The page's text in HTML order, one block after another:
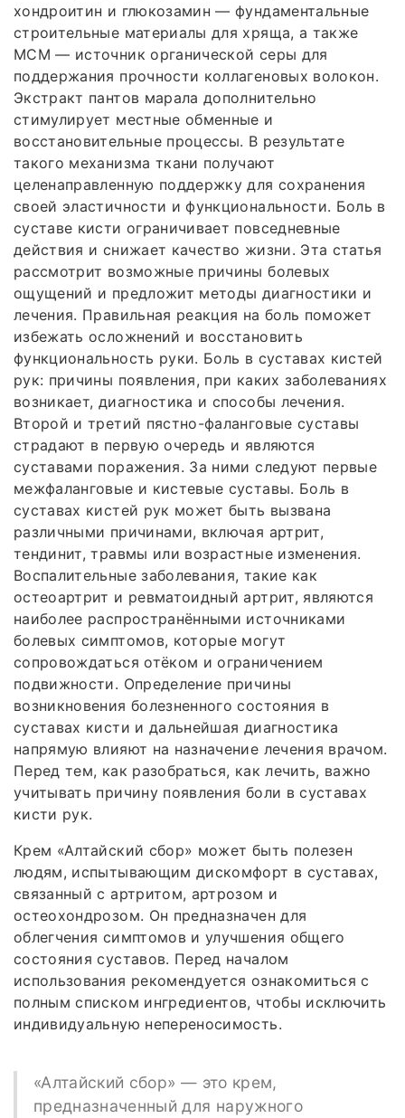
хондроитин и глюкозамин — фундаментальные
строительные материалы для хряща, а также
МСМ — источник органической серы для
поддержания прочности коллагеновых волокон.
Экстракт пантов марала дополнительно
стимулирует местные обменные и
восстановительные процессы. В результате
такого механизма ткани получают
целенаправленную поддержку для сохранения
своей эластичности и функциональности. Боль в
суставе кисти ограничивает повседневные
действия и снижает качество жизни. Эта статья
рассмотрит возможные причины болевых
ощущений и предложит методы диагностики и
лечения. Правильная реакция на боль поможет
избежать осложнений и восстановить
функциональность руки. Боль в суставах кистей
рук: причины появления, при каких заболеваниях
возникает, диагностика и способы лечения.
Второй и третий пястно-фаланговые суставы
страдают в первую очередь и являются
суставами поражения. За ними следуют первые
межфаланговые и кистевые суставы. Боль в
суставах кистей рук может быть вызвана
различными причинами, включая артрит,
тендинит, травмы или возрастные изменения.
Воспалительные заболевания, такие как
остеоартрит и ревматоидный артрит, являются
наиболее распространёнными источниками
болевых симптомов, которые могут
сопровождаться отёком и ограничением
подвижности. Определение причины
возникновения болезненного состояния в
суставах кисти и дальнейшая диагностика
напрямую влияют на назначение лечения врачом.
Перед тем, как разобраться, как лечить, важно
учитывать причину появления боли в суставах
кисти рук.
Крем «Алтайский сбор» может быть полезен
людям, испытывающим дискомфорт в суставах,
связанный с артритом, артрозом и
остеохондрозом. Он предназначен для
облегчения симптомов и улучшения общего
состояния суставов. Перед началом
использования рекомендуется ознакомиться с
полным списком ингредиентов, чтобы исключить
индивидуальную непереносимость.
«Алтайский сбор» — это крем,
предназначенный для наружного